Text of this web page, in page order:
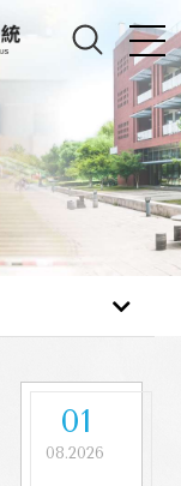
01
08.2026